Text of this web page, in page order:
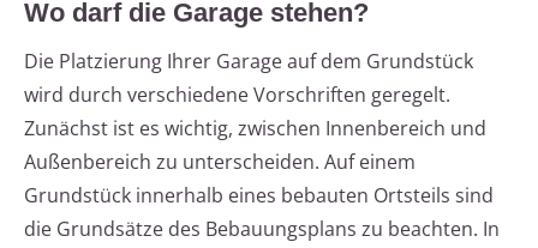
Wo darf die Garage stehen?
Die Platzierung Ihrer Garage auf dem Grundstück
wird durch verschiedene Vorschriften geregelt.
Zunächst ist es wichtig, zwischen Innenbereich und
Außenbereich zu unterscheiden. Auf einem
Grundstück innerhalb eines bebauten Ortsteils sind
die Grundsätze des Bebauungsplans zu beachten. In